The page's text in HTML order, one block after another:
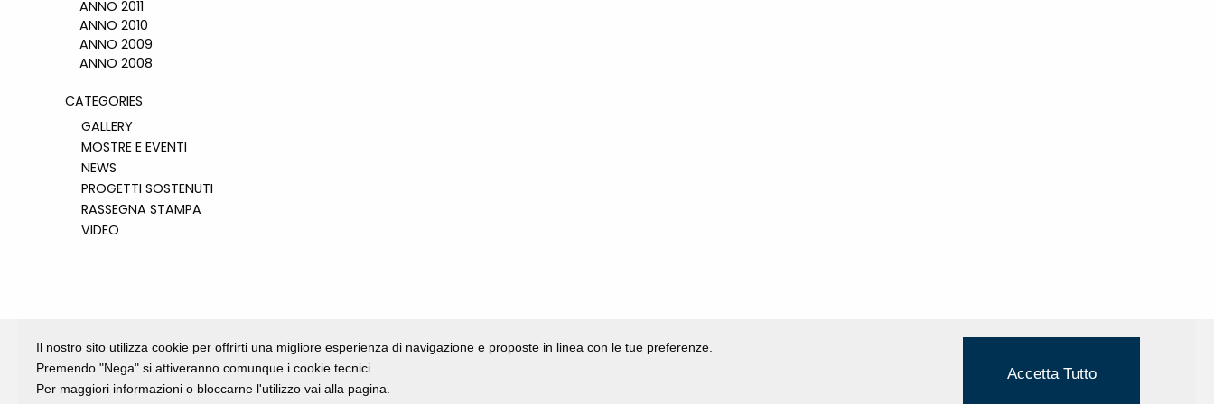
ANNO 2011
ANNO 2010
ANNO 2009
ANNO 2008
CATEGORIES
GALLERY
MOSTRE E EVENTI
NEWS
PROGETTI SOSTENUTI
RASSEGNA STAMPA
VIDEO
Fondazione Dino Zoli
Il nostro sito utilizza cookie per offrirti una migliore esperienza di navigazione e proposte in linea con le tue preferenze.
Premendo "Nega" si attiveranno comunque i cookie tecnici.
Per maggiori informazioni o bloccarne l'utilizzo vai alla pagina.
Accetta Tutto